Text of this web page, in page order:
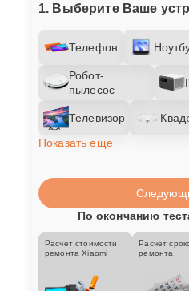
1. Выберите Ваше
Телефон
Робот-
пылесос
Телевизор
Показать еще
По окончанию
Расчет стоимости
ремонта Xiaomi
Расчет
ремонта